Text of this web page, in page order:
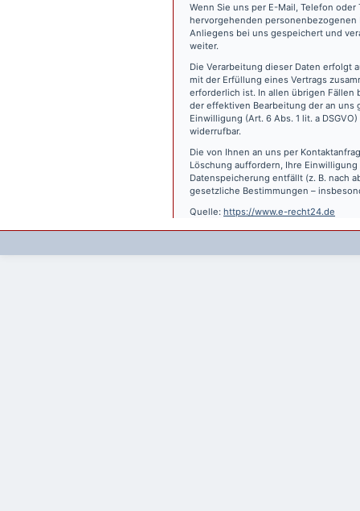
Wenn Sie uns per E-Mail, Telefon
hervorgehenden personenbezogenen
Anliegens bei uns gespeichert und
weiter.
Die Verarbeitung dieser Daten erfolgt
mit der Erfüllung eines Vertrags
erforderlich ist. In allen übrigen Fällen
der effektiven Bearbeitung der an uns
Einwilligung (Art. 6 Abs. 1 lit. a
widerrufbar.
Die von Ihnen an uns per
Löschung auffordern, Ihre
Datenspeicherung entfällt (z. B. nach
gesetzliche Bestimmungen –
Quelle: https://www.e-recht24.de